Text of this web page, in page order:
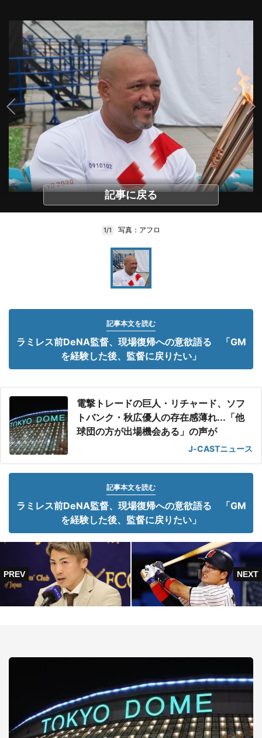
記事に戻る
1/1 写真：アフロ
記事本文を読む
ラミレス前DeNA監督、現場復帰への意欲語る 「GM
を経験した後、監督に戻りたい」
電撃トレードの巨人・リチャード、ソフ
トバンク・秋広優人の存在感薄れ...「他
球団の方が出場機会ある」の声が
J-CASTニュース
記事本文を読む
ラミレス前DeNA監督、現場復帰への意欲語る 「GM
を経験した後、監督に戻りたい」